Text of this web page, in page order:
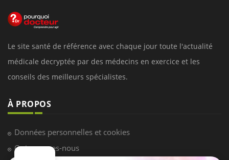
Le site santé de référence avec chaque jour toute l'actualité
médicale decryptée par des médecins en exercice et les
conseils des meilleurs spécialistes.
À PROPOS
Données personnelles et cookies
Qui sommes-nous